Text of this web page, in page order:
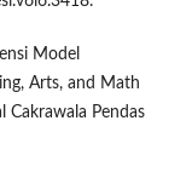
Model
Arts, and Math
Cakrawala Pendas